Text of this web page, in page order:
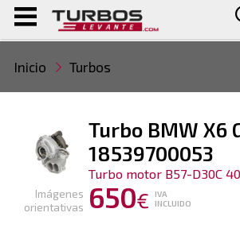
Inicio Turbos
Turbo BMW X6
18539700053
Turbo motor B57-D30C
650€
IVA
INCLUIDO
Imágenes
orientativas